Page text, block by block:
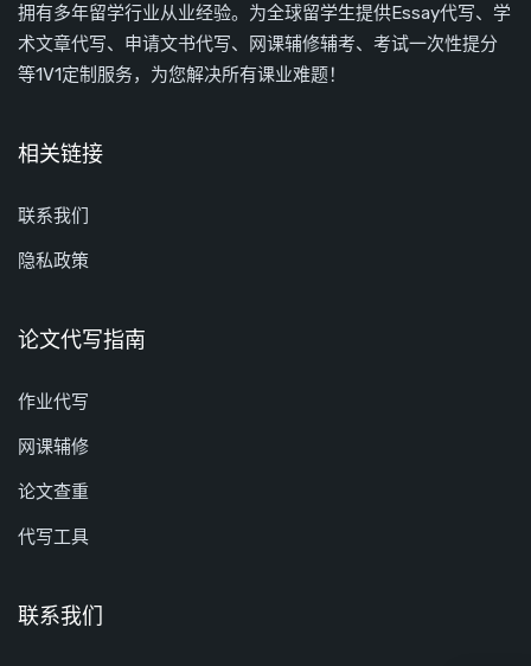
拥有多年留学行业从业经验。为全球留学生提供Essay代写、学
术文章代写、申请文书代写、网课辅修辅考、考试一次性提分
等1V1定制服务，为您解决所有课业难题！
相关链接
联系我们
隐私政策
论文代写指南
作业代写
网课辅修
论文查重
代写工具
联系我们